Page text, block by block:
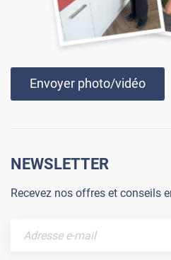
Envoyer photo/vidéo
NEWSLETTER
Recevez nos offres et conseils